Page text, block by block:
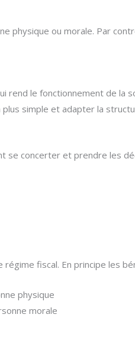
physique ou morale. Par
rend le fonctionnement de la
simple et adapter la
se concerter et prendre les
fiscal. En principe les
physique
morale